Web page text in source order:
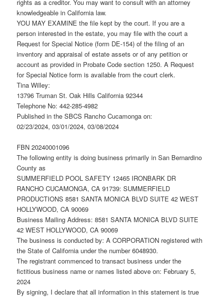
rights as a creditor. You may want to consult with an attorney
knowledgeable in California law.
YOU MAY EXAMINE the file kept by the court. If you are a
person interested in the estate, you may file with the court a
Request for Special Notice (form DE-154) of the filing of an
inventory and appraisal of estate assets or of any petition or
account as provided in Probate Code section 1250. A Request
for Special Notice form is available from the court clerk.
Tina Willey:
13796 Truman St. Oak Hills California 92344
Telephone No: 442-285-4982
Published in the SBCS Rancho Cucamonga on:
02/23/2024, 03/01/2024, 03/08/2024
FBN 20240001096
The following entity is doing business primarily in San Bernardino
County as
SUMMERFIELD POOL SAFETY 12465 IRONBARK DR
RANCHO CUCAMONGA, CA 91739: SUMMERFIELD
PRODUCTIONS 8581 SANTA MONICA BLVD SUITE 42 WEST
HOLLYWOOD, CA 90069
Business Mailing Address: 8581 SANTA MONICA BLVD SUITE
42 WEST HOLLYWOOD, CA 90069
The business is conducted by: A CORPORATION registered with
the State of California under the number 6048930.
The registrant commenced to transact business under the
fictitious business name or names listed above on: February 5,
2024
By signing, I declare that all information in this statement is true